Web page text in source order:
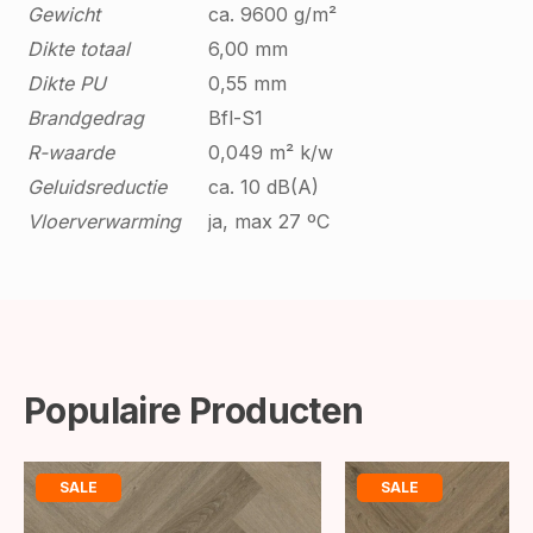
Gewicht
ca. 9600 g/m²
Dikte totaal
6,00 mm
Dikte PU
0,55 mm
Brandgedrag
Bfl-S1
R-waarde
0,049 m² k/w
Geluidsreductie
ca. 10 dB(A)
Vloerverwarming
ja, max 27 ºC
Populaire Producten
SALE SALE